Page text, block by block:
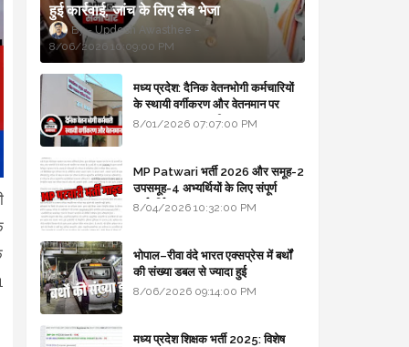
हुई कार्रवाई, जांच के लिए लैब भेजा
Updesh Awasthee
8/06/2026 10:09:00 PM
मध्य प्रदेश: दैनिक वेतनभोगी कर्मचारियों
के स्थायी वर्गीकरण और वेतनमान पर
सरकार का बड़ा स्पष्टीकरण
8/01/2026 07:07:00 PM
MP Patwari भर्ती 2026 और समूह-2
उपसमूह-4 अभ्यर्थियों के लिए संपूर्ण
मार्गदर्शिका
8/04/2026 10:32:00 PM
भोपाल–रीवा वंदे भारत एक्सप्रेस में बर्थों
की संख्या डबल से ज्यादा हुई
8/06/2026 09:14:00 PM
मध्य प्रदेश शिक्षक भर्ती 2025: विशेष